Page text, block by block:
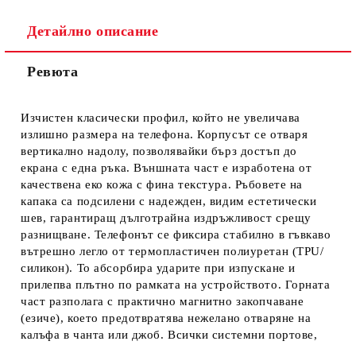
Детайлно описание
Ревюта
Изчистен класически профил, който не увеличава
излишно размера на телефона. Корпусът се отваря
вертикално надолу, позволявайки бърз достъп до
екрана с една ръка. Външната част е изработена от
качествена еко кожа с фина текстура. Ръбовете на
капака са подсилени с надежден, видим естетически
шев, гарантиращ дълготрайна издръжливост срещу
разнищване. Телефонът се фиксира стабилно в гъвкаво
вътрешно легло от термопластичен полиуретан (TPU/
силикон). То абсорбира ударите при изпускане и
прилепва плътно по рамката на устройството. Горната
част разполага с практично магнитно закопчаване
(езиче), което предотвратява нежелано отваряне на
калъфа в чанта или джоб. Всички системни портове,